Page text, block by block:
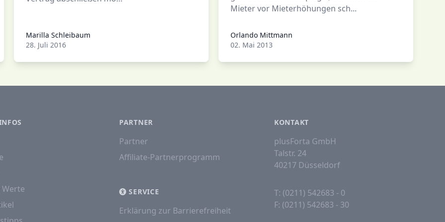
Marilla Schleibaum
Marilla Schleibaum
28. Juli 2016
Mieter vor Mieterhöhungen sch...
Orlando Mittmann
Orlando Mittmann
02. Mai 2013
Werte
PARTNER
Partner
Affiliate-Partnerprogramm
SERVICE
Erklärung zur Barrierefreiheit
KONTAKT
plusForta GmbH
Talstr. 24
40217 Düsseldorf
T: (0211) 542683 - 0
F: (0211) 542683 - 30